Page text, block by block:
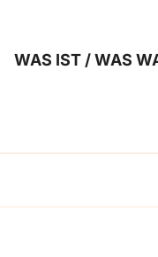
WAS IST / WAS